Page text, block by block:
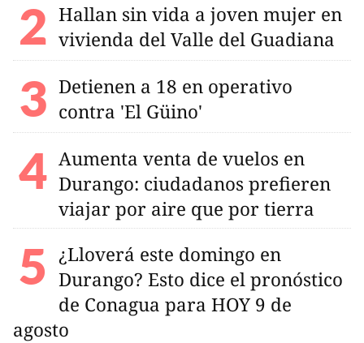
Hallan sin vida a joven mujer en
vivienda del Valle del Guadiana
Detienen a 18 en operativo
contra 'El Güino'
Aumenta venta de vuelos en
Durango: ciudadanos prefieren
viajar por aire que por tierra
¿Lloverá este domingo en
Durango? Esto dice el pronóstico
de Conagua para HOY 9 de
agosto